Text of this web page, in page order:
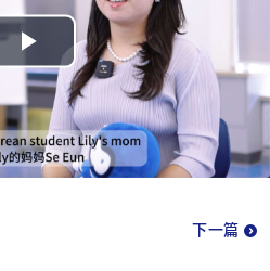
Play
Video
下一篇